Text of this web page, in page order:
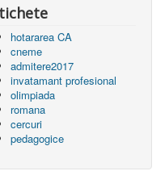
hotararea CA
cneme
admitere2017
invatamant profesional
olimpiada
romana
cercuri
pedagogice